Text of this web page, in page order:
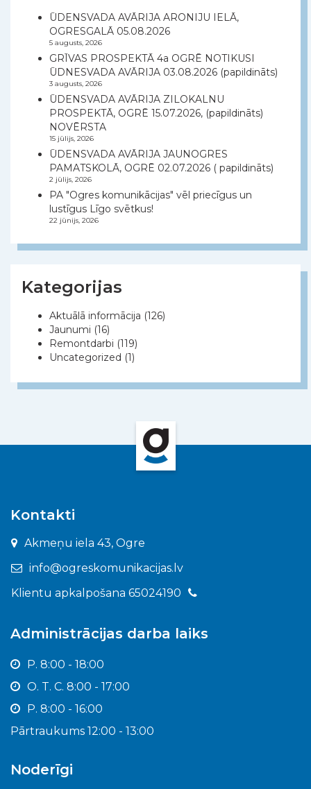
ŪDENSVADA AVĀRIJA ARONIJU IELĀ,
OGRESGALĀ 05.08.2026
5 augusts, 2026
GRĪVAS PROSPEKTĀ 4a OGRĒ NOTIKUSI
ŪDNESVADA AVĀRIJA 03.08.2026 (papildināts)
3 augusts, 2026
ŪDENSVADA AVĀRIJA ZILOKALNU
PROSPEKTĀ, OGRĒ 15.07.2026, (papildināts)
NOVĒRSTA
15 jūlijs, 2026
ŪDENSVADA AVĀRIJA JAUNOGRES
PAMATSKOLĀ, OGRĒ 02.07.2026 ( papildināts)
2 jūlijs, 2026
PA "Ogres komunikācijas" vēl priecīgus un
lustīgus Līgo svētkus!
22 jūnijs, 2026
Kategorijas
Aktuālā informācija (126)
Jaunumi (16)
Remontdarbi (119)
Uncategorized (1)
Kontakti
Akmeņu iela 43, Ogre
info@ogreskomunikacijas.lv
Klientu apkalpošana 65024190
Administrācijas darba laiks
P. 8:00 - 18:00
O. T. C. 8:00 - 17:00
P. 8:00 - 16:00
Pārtraukums 12:00 - 13:00
Noderīgi